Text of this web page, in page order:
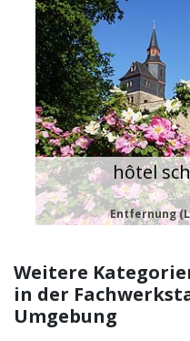
hôtel
Entfernung
Weitere
in der
Umgebung